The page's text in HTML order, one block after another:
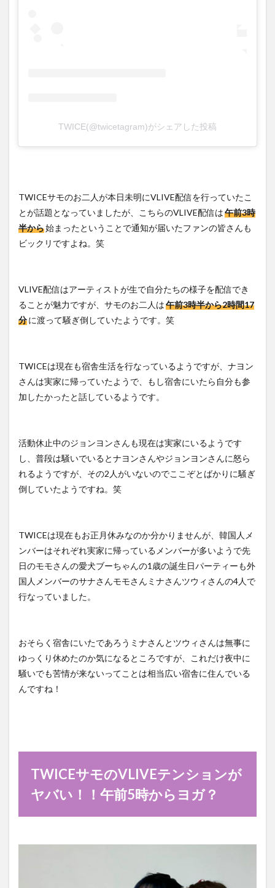
TWICE(@twicetagram)がシェアした投稿
TWICEサモのお二人が本日未明にVLIVE配信を行っていたこ
とが話題となっていましたが、こちらのVLIVE配信は午前3時
半から始まったということで通知が届いたファンの皆さんも
ビックリですよね。笑
VLIVE配信はアーティストが生で自分たちの様子を配信でき
ることが魅力ですが、サモのお二人は午前3時半から2時間17
分に渡って騒ぎ倒していたようです。笑
TWICEは現在も宿舎生活を行なっているようですが、ナヨン
さんは実家に帰っていたようで、もし宿舎にいたら自分も参
加したかったと話しているようです。
活動休止中のジョンヨンさんも現在は実家にいるようです
し、普段は騒いでいるとナヨンさんやジョンヨンさんに怒ら
れるようですが、その2人がいないのでここぞとばかりに騒ぎ
倒していたようですね。笑
TWICEは現在もお正月休みなのか分かりませんが、韓国人メ
ンバーはそれぞれ実家に帰っているメンバーが多いようで先
日のモモさんの愛犬ブーちゃんの1歳の誕生日パーティーも外
国人メンバーのサナさんモモさんミナさんツウィさんの4人で
行なっていました。
おそらく宿舎にいたであろうミナさんとツウィさんは無事に
ゆっくり休めたのか気になるところですが、これだけ夜中に
騒いでも苦情が来ないってことは相当広い宿舎に住んでいる
んですね！
TWICEサモのVLIVEテンションが
ヤバい！！午前5時からヨガ？